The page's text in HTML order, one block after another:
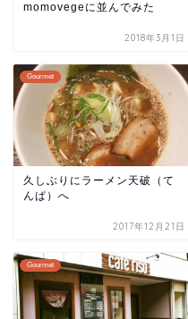
momovegeに並んでみた
2018年3月1日
Gourmet
久しぶりにラーメン天破（て
んぱ）へ
2017年12月21日
Gourmet